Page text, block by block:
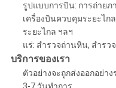
รูปแบบการบิน: การถ่ายภ
เครื่องบินควบคุมระยะไก
ระยะไกล ฯลฯ
แร่: สำรวจถ่านหิน, สำรว
บริการของเรา
ตัวอย่างจะถูกส่งออกอย่า